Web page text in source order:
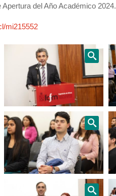
del Año Académico 2024.
mi215552